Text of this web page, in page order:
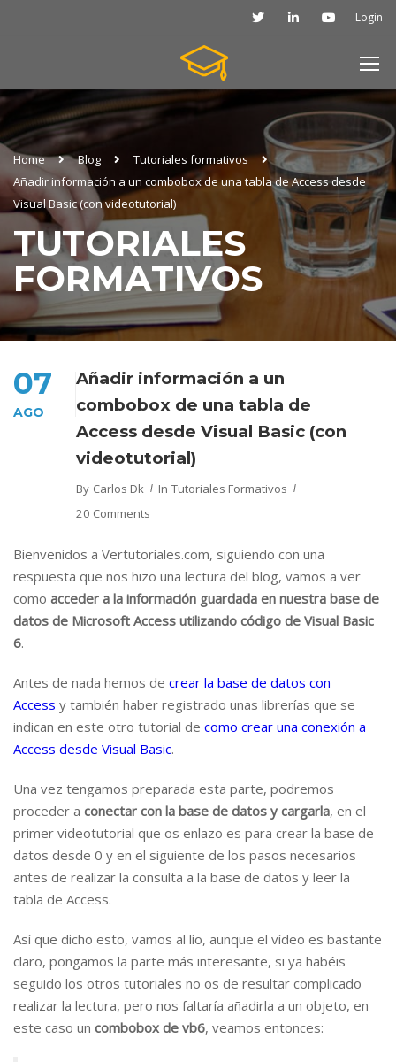
Login
Home Blog
Tutoriales formativos
Añadir información a un combobox de una tabla de Access desde
Visual Basic (con videotutorial)
TUTORIALES
FORMATIVOS
07
AGO
Añadir información a un
combobox de una tabla de
Access desde Visual Basic (con
videotutorial)
By Carlos Dk In Tutoriales Formativos
20 Comments
Bienvenidos a Vertutoriales.com, siguiendo con una
respuesta que nos hizo una lectura del blog, vamos a ver
como acceder a la información guardada en nuestra base de
datos de Microsoft Access utilizando código de Visual Basic
6.
Antes de nada hemos de crear la base de datos con
Access y también haber registrado unas librerías que se
indican en este otro tutorial de como crear una conexión a
Access desde Visual Basic.
Una vez tengamos preparada esta parte, podremos
proceder a conectar con la base de datos y cargarla, en el
primer videotutorial que os enlazo es para crear la base de
datos desde 0 y en el siguiente de los pasos necesarios
antes de realizar la consulta a la base de datos y leer la
tabla de Access.
Así que dicho esto, vamos al lío, aunque el vídeo es bastante
claro, pongamos la parte más interesante, si ya habéis
seguido los otros tutoriales no os de resultar complicado
realizar la lectura, pero nos faltaría añadirla a un objeto, en
este caso un combobox de vb6, veamos entonces: